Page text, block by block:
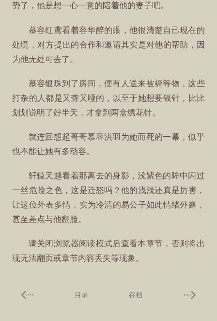
势了，他是想一心一意的陪着他的妻子吧。
慕容红鸢看着容华醉的眼，他很清楚自己现在的
处境，对方提出的合作和邀请其实是对他的帮助，因
为他无处可去了。
慕容银珠到了房间，便有人送来被褥等物，这些
打杂的人都是又聋又哑的，以至于她想要银针，比比
划划说明了好半天，才拿到两盒绣花针。
就连回想起哥哥慕容洪羽为她而死的一幕，似乎
也不能让她有多动容。
轩辕天越看着那离去的身影，浅紫色的眸中闪过
一丝危险之色，这是迁怒吗？他的浅浅还真是厉害，
让这位外表多情，实为冷清的易公子如此情绪外露，
甚至差点与他翻脸。
请关闭浏览器阅读模式后查看本章节，否则将出
现无法翻页或章节内容丢失等现象。
目录 存档